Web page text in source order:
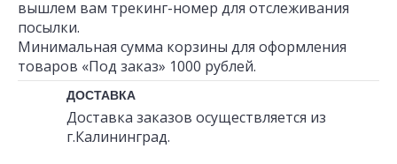
вышлем вам трекинг-номер для отслеживания
посылки.
Минимальная сумма корзины для оформления
товаров «Под заказ» 1000 рублей.
ДОСТАВКА
Доставка заказов осуществляется из
г.Калининград.